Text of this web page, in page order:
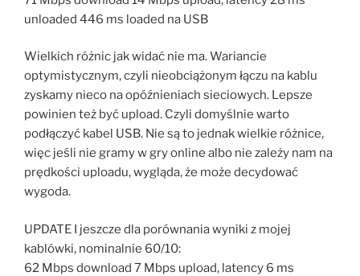
unloaded 446 ms loaded na USB
Wielkich różnic jak widać nie ma. Wariancie
optymistycznym, czyli nieobciążonym łączu na kablu
zyskamy nieco na opóźnieniach sieciowych. Lepsze
powinien też być upload. Czyli domyślnie warto
podłączyć kabel USB. Nie są to jednak wielkie różnice,
więc jeśli nie gramy w gry online albo nie zależy nam na
prędkości uploadu, wygląda, że może decydować
wygoda.
UPDATE I jeszcze dla porównania wyniki z mojej
kablówki, nominalnie 60/10:
62 Mbps download 7 Mbps upload, latency 6 ms